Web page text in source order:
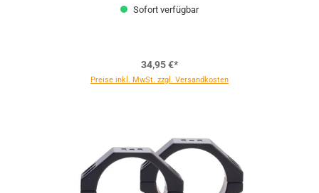
Sofort verfügbar
34,95 €*
Preise inkl. MwSt. zzgl. Versandkosten